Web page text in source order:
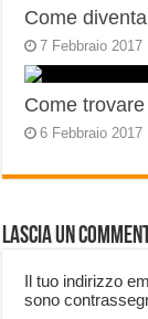
Come
7 Febbraio 2017
Come
6 Febbraio 2017
Lascia un
Il tuo indirizzo
sono